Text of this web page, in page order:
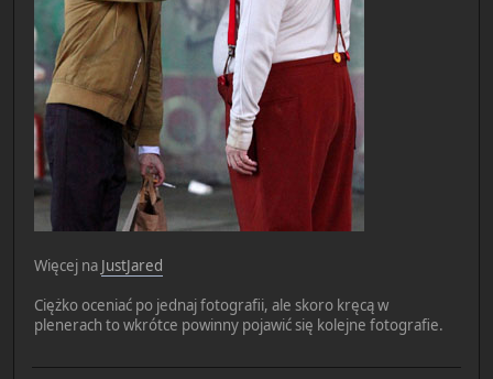
Więcej na JustJared
Ciężko oceniać po jednaj fotografii, ale skoro kręcą w
plenerach to wkrótce powinny pojawić się kolejne fotografie.